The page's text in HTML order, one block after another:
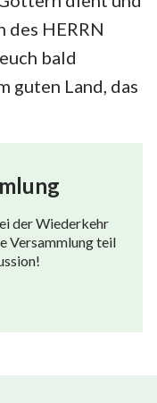
des HERRN
bald
guten Land, das
der Wiederkehr
Versammlung teil